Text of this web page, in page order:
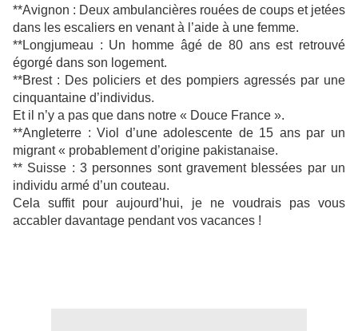
**Avignon : Deux ambulancières rouées de coups et jetées
dans les escaliers en venant à l’aide à une femme.
**Longjumeau : Un homme âgé de 80 ans est retrouvé
égorgé dans son logement.
**Brest : Des policiers et des pompiers agressés par une
cinquantaine d’individus.
Et il n’y a pas que dans notre « Douce France ».
**Angleterre : Viol d’une adolescente de 15 ans par un
migrant « probablement d’origine pakistanaise.
** Suisse : 3 personnes sont gravement blessées par un
individu armé d’un couteau.
Cela suffit pour aujourd’hui, je ne voudrais pas vous
accabler davantage pendant vos vacances !